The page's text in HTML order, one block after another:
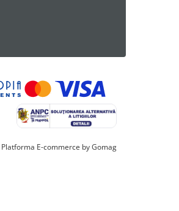
Platforma E-commerce by Gomag